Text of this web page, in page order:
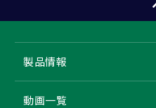
製品情報
動画一覧